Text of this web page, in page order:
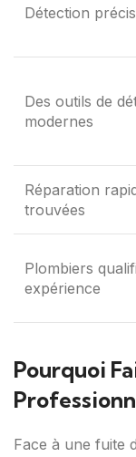
Détection
Des outils de
modernes
Réparation
trouvées
Plombiers
expérience
Pourquoi
Face à une fuite